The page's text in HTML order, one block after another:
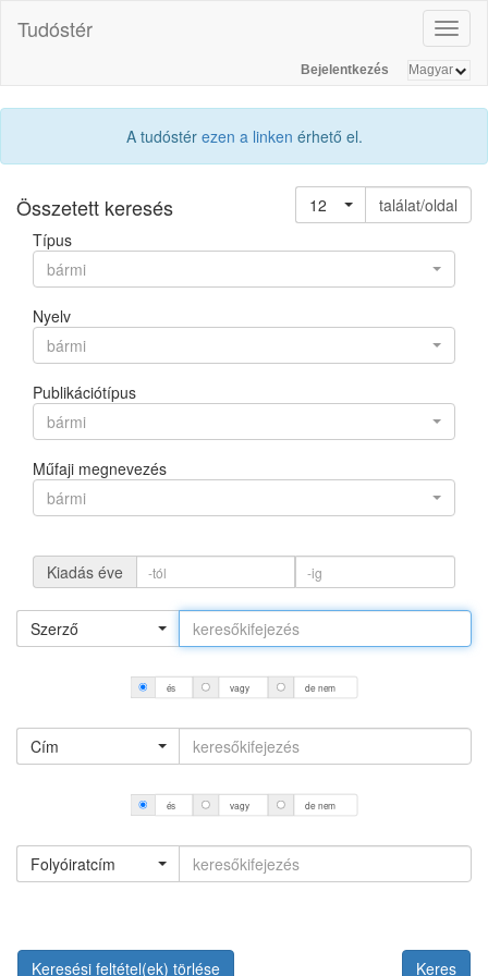
Tudóstér
Bejelentkezés
A tudóstér ezen a linken érhető el.
Összetett keresés 12
találat/oldal
Típus
bármi
Nyelv
bármi
Publikációtípus
bármi
Műfaji megnevezés
bármi
Kiadás éve
Szerző
és vagy de nem
Cím
és vagy de nem
Folyóiratcím
Keresési feltétel(ek) törlése